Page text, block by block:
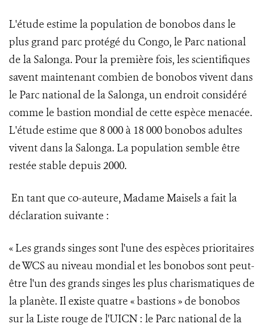
L'étude estime la population de bonobos dans le
plus grand parc protégé du Congo, le Parc national
de la Salonga. Pour la première fois, les scientifiques
savent maintenant combien de bonobos vivent dans
le Parc national de la Salonga, un endroit considéré
comme le bastion mondial de cette espèce menacée.
L'étude estime que 8 000 à 18 000 bonobos adultes
vivent dans la Salonga. La population semble être
restée stable depuis 2000.
En tant que co-auteure, Madame Maisels a fait la
déclaration suivante :
« Les grands singes sont l'une des espèces prioritaires
de WCS au niveau mondial et les bonobos sont peut-
être l'un des grands singes les plus charismatiques de
la planète. Il existe quatre « bastions » de bonobos
sur la Liste rouge de l'UICN : le Parc national de la